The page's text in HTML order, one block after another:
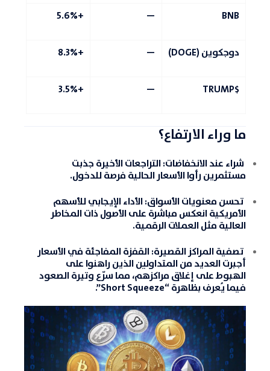
BNB
—
+5.6%
دوجكوين (DOGE) —
+8.3%
$TRUMP
—
+3.5%
ما وراء الارتفاع؟
شراء عند الانخفاضات:التراجعات الأخيرة جذبت
مستثمرين رأوا الأسعار الحالية فرصة للدخول.
تحسن معنويات الأسواق:الأداء الإيجابيللأسهم
الأمريكيةانعكس مباشرة على الأصول ذات المخاطر
العالية مثل العملات الرقمية.
تصفية المراكز القصيرة:القفزة المفاجئة في الأسعار
أجبرت العديد من المتداولين الذين راهنوا على
الهبوط على إغلاق مراكزهم، مما سرّع وتيرة الصعود
فيما يُعرف بظاهرة “Short Squeeze”.